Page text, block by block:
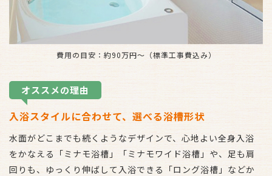
費用の目安：約90万円～（標準工事費込み）
オススメの理由
入浴スタイルに合わせて、選べる浴槽形状
水面がどこまでも続くようなデザインで、心地よい全身入浴
をかなえる「ミナモ浴槽」「ミナモワイド浴槽」や、足も肩
回りも、ゆっくり伸ばして入浴できる「ロング浴槽」などか